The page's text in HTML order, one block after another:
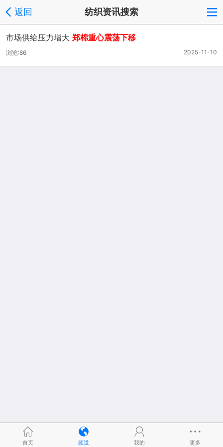
返回 纺织资讯搜索
市场供给压力增大 郑棉重心震荡下移
2025-11-10
浏览:86
首页 频道 我的 更多